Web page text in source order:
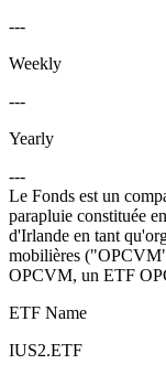
---
Weekly
---
Yearly
---
Le Fonds est un
parapluie constituée
d'Irlande en tant
mobilières
OPCVM, un ETF
ETF Name
IUS2.ETF